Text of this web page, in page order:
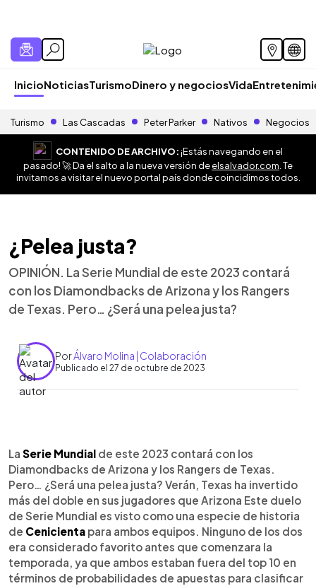
InicioNoticiasTurismoDinero y negociosVida
Turismo Las Cascadas Peter Parker Nativos Negocios
CONTENIDO DE ARCHIVO:¡Estás navegando en el
pasado! 🚀 Da el salto a la nueva versión deelsalvador.com . Te
invitamos a visitar el nuevo portal país donde coincidimos todos.
¿Pelea justa?
OPINIÓN. La Serie Mundial de este 2023 contará
con los Diamondbacks de Arizona y los Rangers
de Texas. Pero… ¿Será una pelea justa?
PorÁlvaro Molina | Colaboración
Publicado el 27 de octubre de 2023
► Escuchar artículo
La Serie Mundial de este 2023 contará con los
Diamondbacks de Arizona y los Rangers de Texas.
Pero… ¿Será una pelea justa? Verán, Texas ha invertido
más del doble en sus jugadores que Arizona Este duelo
de Serie Mundial es visto como una especie de historia
de Cenicienta para ambos equipos. Ninguno de los dos
era considerado favorito antes que comenzara la
temporada, ya que ambos estaban fuera del top 10 en
términos de probabilidades de apuestas para clasificar